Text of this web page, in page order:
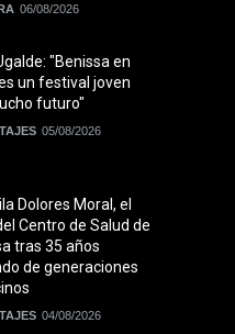
06/08/2026
"Benissa en
un festival joven
futuro"
05/08/2026
Dolores Moral, el
Centro de Salud de
tras 35 años
de generaciones
04/08/2026